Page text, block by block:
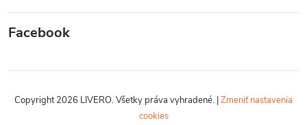
Facebook
Copyright 2026 LIVERO. Všetky práva vyhradené. |Zmeniť nastavenia
cookies